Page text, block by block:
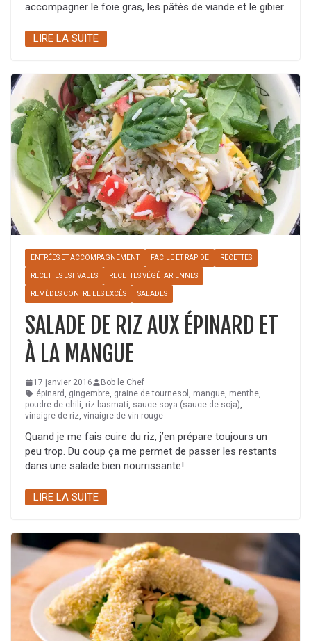
accompagner le foie gras, les pâtés de viande et le gibier.
LIRE LA SUITE
ENTRÉES ET ACCOMPAGNEMENT FACILE ET RAPIDE RECETTES
RECETTES ESTIVALES RECETTES VÉGÉTARIENNES
REMÈDES CONTRE LES EXCÈS SALADES
SALADE DE RIZ AUX ÉPINARD ET
À LA MANGUE
17 janvier 2016
Bob le Chef
épinard, gingembre, graine de tournesol , mangue, menthe,
poudre de chili, riz basmati, sauce soya (sauce de soja),
vinaigre de riz, vinaigre de vin rouge
Quand je me fais cuire du riz, j’en prépare toujours un
peu trop. Du coup ça me permet de passer les restants
dans une salade bien nourrissante!
LIRE LA SUITE